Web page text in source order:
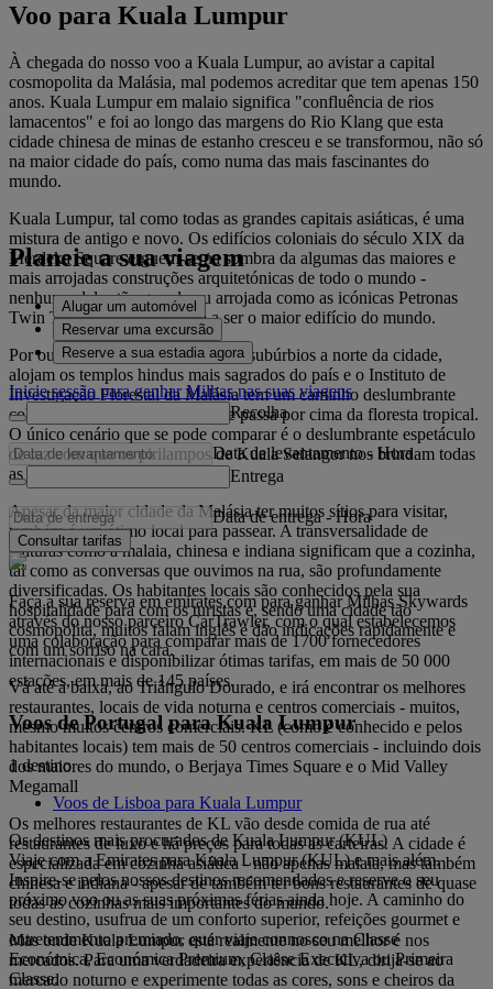
Voo para Kuala Lumpur
À chegada do nosso voo a Kuala Lumpur, ao avistar a capital
cosmopolita da Malásia, mal podemos acreditar que tem apenas 150
anos. Kuala Lumpur em malaio significa "confluência de rios
lamacentos" e foi ao longo das margens do Rio Klang que esta
cidade chinesa de minas de estanho cresceu e se transformou, não só
na maior cidade do país, como numa das mais fascinantes do
mundo.
Kuala Lumpur, tal como todas as grandes capitais asiáticas, é uma
mistura de antigo e novo. Os edifícios coloniais do século XIX da
Merdeka Square erguem-se na sombra da algumas das maiores e
mais arrojadas construções arquitetónicas de todo o mundo -
nenhuma delas tão grande ou arrojada como as icónicas Petronas
Twin Towers, que chegaram a ser o maior edifício do mundo.
Por outro lado, as Batu Caves nos subúrbios a norte da cidade,
alojam os templos hindus mais sagrados do país e o Instituto de
Investigação Florestal da Malásia tem um caminho deslumbrante
coberto de copas de árvores, que passa por cima da floresta tropical.
O único cenário que se pode comparar é o deslumbrante espetáculo
de luz com que os pirilampos de Kuala Selangor nos brindam todas
as noites.
Apesar da maior cidade da Malásia ter muitos sítios para visitar,
também é um ótimo local para passear. A transversalidade de
culturas como a malaia, chinesa e indiana significam que a cozinha,
tal como as conversas que ouvimos na rua, são profundamente
diversificadas. Os habitantes locais são conhecidos pela sua
hospitalidade para com os turistas e, sendo uma cidade tão
cosmopolita, muitos falam inglês e dão indicações rapidamente e
com um sorriso na cara.
Vá até à baixa, ao Triângulo Dourado, e irá encontrar os melhores
restaurantes, locais de vida noturna e centros comerciais - muitos,
mesmo muitos centros comerciais. KL (como é conhecido e pelos
habitantes locais) tem mais de 50 centros comerciais - incluindo dois
dos maiores do mundo, o Berjaya Times Square e o Mid Valley
Megamall
Os melhores restaurantes de KL vão desde comida de rua até
restaurantes de luxo e há preços para todas as carteiras. A cidade é
especializada em cozinha asiática - não apenas malaia, mas também
chinesa e indiana - apesar de também ter bons restaurantes de quase
todas as cozinhas mais importantes do mundo.
Mas onde Kuala Lumpur está realmente no seu melhor é nos
mercados. Para uma verdadeira experiência de KL, dirija-se ao
mercado noturno e experimente todas as cores, sons e cheiros da
Planeie a sua viagem
Alugar um automóvel
Reservar uma excursão
Reserve a sua estadia agora
Inicie sessão para ganhar Milhas nas suas viagens
Recolha
Data de levantamento - Hora
Entrega
Data de entrega - Hora
Consultar tarifas
Faça a sua reserva em emirates.com para ganhar Milhas Skywards
através do nosso parceiro CarTrawler, com o qual estabelecemos
uma colaboração para comparar mais de 1700 fornecedores
internacionais e disponibilizar ótimas tarifas, em mais de 50 000
estações, em mais de 145 países.
Voos de Portugal para Kuala Lumpur
1 destino
Voos de Lisboa para Kuala Lumpur
Os destinos mais procurados de Kuala Lumpur (KUL)
Viaje com a Emirates para Kuala Lumpur (KUL) e mais além.
Inspire-se pelos nossos destinos recomendados e reserve o seu
próximo voo ou as suas próximas férias ainda hoje. A caminho do
seu destino, usufrua de um conforto superior, refeições gourmet e
entretenimento premiado, quer viaje connosco na Classe
Económica, Económica Premium, Classe Executiva ou Primeira
Classe.